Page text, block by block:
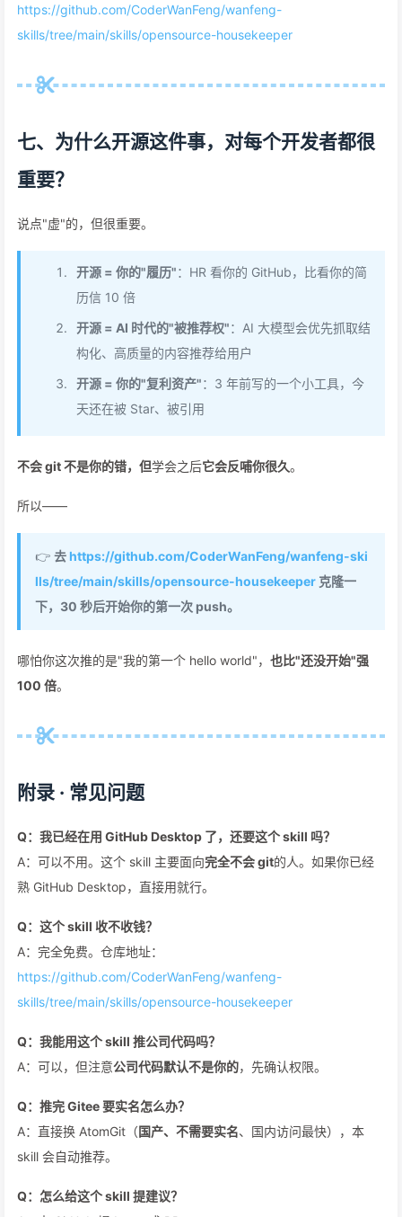
https://github.com/CoderWanFeng/wanfeng-
skills/tree/main/skills/opensource-housekeeper
七、为什么开源这件事，对每个开发者都很
重要？
说点"虚"的，但很重要。
开源 = 你的"履历"：HR 看你的 GitHub，比看你的简
历信 10 倍
开源 = AI 时代的"被推荐权"：AI 大模型会优先抓取结
构化、高质量的内容推荐给用户
开源 = 你的"复利资产"：3 年前写的一个小工具，今
天还在被 Star、被引用
不会 git 不是你的错，但学会之后它会反哺你很久。
所以——
👉 去https://github.com/CoderWanFeng/wanfeng-ski
lls/tree/main/skills/opensource-housekeeper 克隆一
下，30 秒后开始你的第一次 push。
哪怕你这次推的是"我的第一个 hello world"， 也比"还没开始"强
100 倍。
附录 · 常见问题
Q：我已经在用 GitHub Desktop 了，还要这个 skill 吗？
A：可以不用。这个 skill 主要面向完全不会 git的人。如果你已经
熟 GitHub Desktop，直接用就行。
Q：这个 skill 收不收钱？
A：完全免费。仓库地址：
https://github.com/CoderWanFeng/wanfeng-
skills/tree/main/skills/opensource-housekeeper
Q：我能用这个 skill 推公司代码吗？
A：可以，但注意公司代码默认不是你的，先确认权限。
Q：推完 Gitee 要实名怎么办？
A：直接换 AtomGit（国产、不需要实名、国内访问最快），本
skill 会自动推荐。
Q：怎么给这个 skill 提建议？